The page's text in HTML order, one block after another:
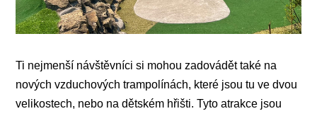
Ti nejmenší návštěvníci si mohou zadovádět také na
nových vzduchových trampolínách, které jsou tu ve dvou
velikostech, nebo na dětském hřišti. Tyto atrakce jsou